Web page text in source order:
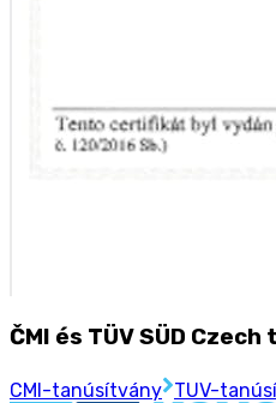
ČMI és TÜV SÜD
CMI-tanúsítvány TUV-